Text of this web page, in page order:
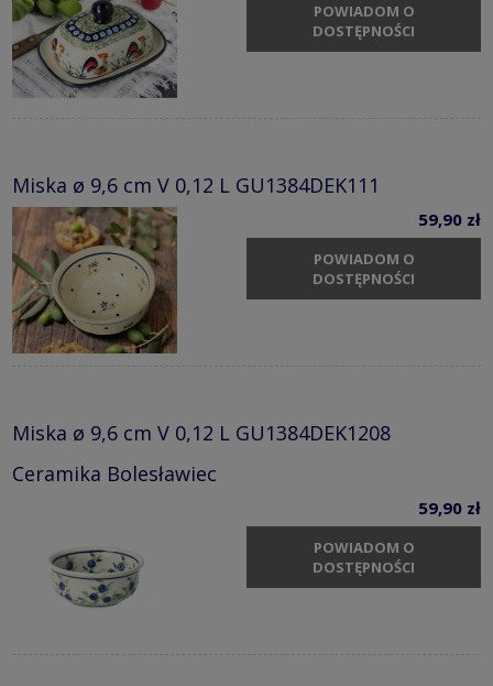
POWIADOM O
DOSTĘPNOŚCI
Miska ø 9,6 cm V 0,12 L GU1384DEK111
59,90 zł
POWIADOM O
DOSTĘPNOŚCI
Miska ø 9,6 cm V 0,12 L GU1384DEK1208
Ceramika Bolesławiec
59,90 zł
POWIADOM O
DOSTĘPNOŚCI